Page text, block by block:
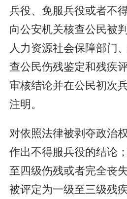
兵役、免服兵役或者不
向公安机关核查公民被
人力资源社会保障部门
查公民伤残鉴定和残疾
审核结论并在公民初次
注明。
对依照法律被剥夺政治
作出不得服兵役的结论
至四级伤残或者完全丧
被评定为一级至三级残